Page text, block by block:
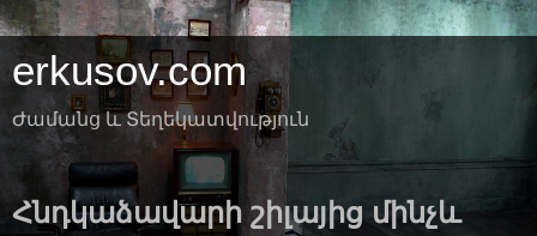
erkusov.com
Ժամանց և Տեղեկատվություն
Հնդկաձավարի շիլայից մինչև